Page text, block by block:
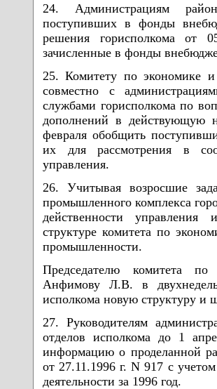
24. Администрациям
поступивших в фонды
решения горисполкома от
зачисленные в фонды
25. Комитету по
совместно с
службами горисполкома по
дополнений в действующую
февраля обобщить
их для рассмотрения в
управления.
26. Учитывая возросшие
промышленного комплекса
действенности
структуре комитета по
промышленности.
Председателю комитета
Анфимову Л.В. в
исполкома новую структуру и
27. Руководителям
отделов исполкома до 1
информацию о проделанной
от 27.11.1996 г. N 917 с
деятельности за 1996 год.